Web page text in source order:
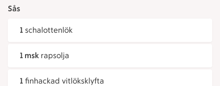
Sås
1 schalottenlök
1 msk rapsolja
1 finhackad vitlöksklyfta